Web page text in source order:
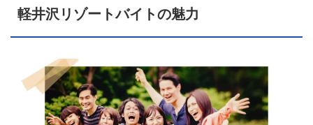
軽井沢リゾートバイトの魅力